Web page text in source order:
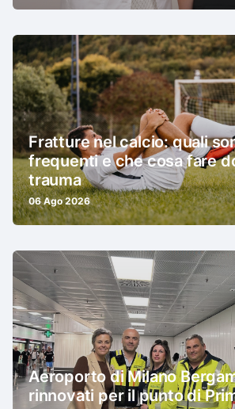
Fratture nel calcio: quali
frequenti e che cosa fare
trauma
06 Ago 2026
Aeroporto di Milano
rinnovati per il punto di